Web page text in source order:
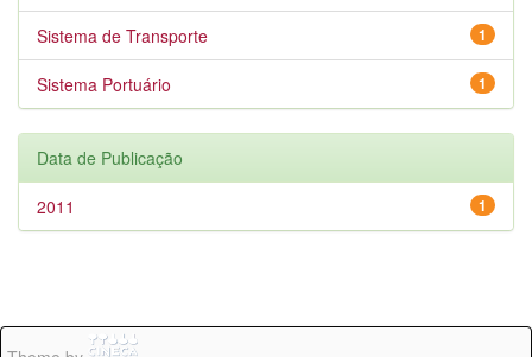
1
Sistema de Transporte
1
Sistema Portuário
Data de Publicação
1
2011